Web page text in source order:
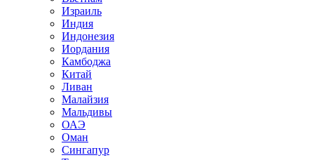
Израиль
Индия
Индонезия
Иордания
Камбоджа
Китай
Ливан
Малайзия
Мальдивы
ОАЭ
Оман
Сингапур